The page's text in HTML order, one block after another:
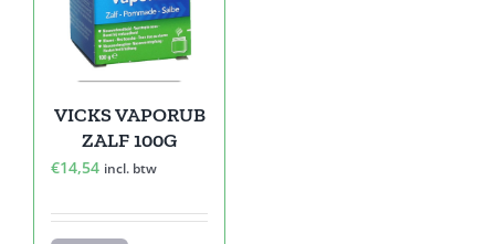
VICKS VAPORUB
ZALF 100G
€14,54 incl. btw